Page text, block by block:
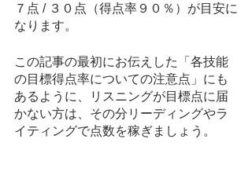
７点 / ３０点（得点率９０％）が目安に
なります。
この記事の最初にお伝えした「各技能
の目標得点率についての注意点」にも
あるように、リスニングが目標点に届
かない方は、その分リーディングやラ
イティングで点数を稼ぎましょう。